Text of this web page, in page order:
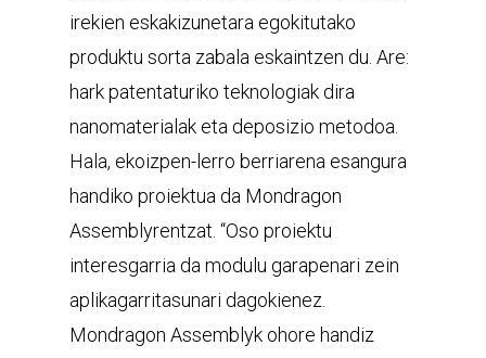
irekien eskakizunetara egokitutako
produktu sorta zabala eskaintzen du. Are:
hark patentaturiko teknologiak dira
nanomaterialak eta deposizio metodoa.
Hala, ekoizpen-lerro berriarena esangura
handiko proiektua da Mondragon
Assemblyrentzat. “Oso proiektu
interesgarria da modulu garapenari zein
aplikagarritasunari dagokienez.
Mondragon Assemblyk ohore handiz